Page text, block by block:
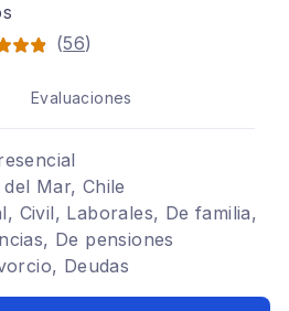
(56)
Evaluaciones
Mar, Chile
Civil, Laborales, De familia,
De pensiones
Deudas